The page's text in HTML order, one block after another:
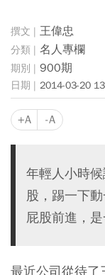
王偉忠
名人專欄
900期
2014-03-20
+A -A
年輕人小時
股，踢一下
屁股前進，是
最近公司從待了